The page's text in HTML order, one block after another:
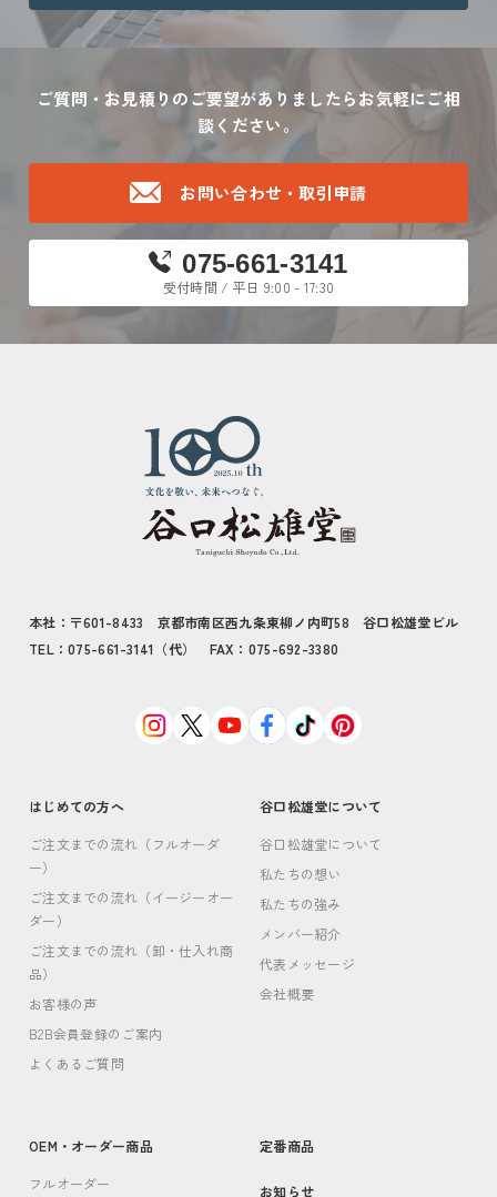
ご質問・お見積りのご要望がありましたらお気軽にご相
談ください。
お問い合わせ・取引申請
075-661-3141
受付時間 / 平日 9:00 - 17:30
本社：〒601-8433 京都市南区西九条東柳ノ内町58 谷口松雄堂ビル
TEL：075-661-3141（代） FAX：075-692-3380
はじめての方へ
ご注文までの流れ（フルオーダ
ー）
ご注文までの流れ（イージーオー
ダー）
ご注文までの流れ（卸・仕入れ商
品）
お客様の声
B2B会員登録のご案内
よくあるご質問
谷口松雄堂について
谷口松雄堂について
私たちの想い
私たちの強み
メンバー紹介
代表メッセージ
会社概要
OEM・オーダー商品
フルオーダー
定番商品
お知らせ